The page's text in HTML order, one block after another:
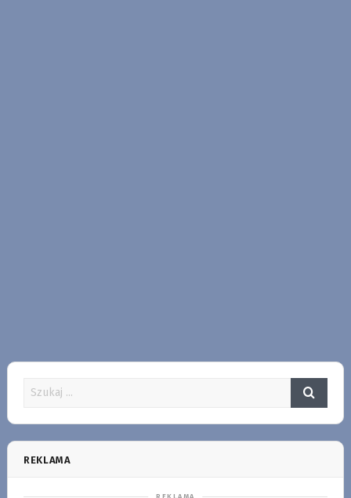
REKLAMA